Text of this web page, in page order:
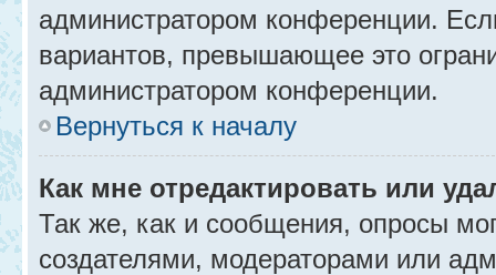
администратором конференции.
вариантов, превышающее это
администратором конференции.
Вернуться к началу
Как мне отредактировать или
Так же, как и сообщения, опросы
создателями, модераторами или